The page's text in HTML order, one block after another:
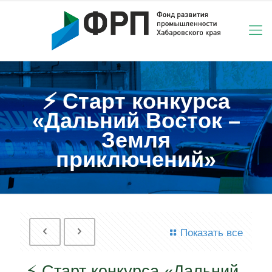
⚡ Старт конкурса
«Дальний Восток –
Земля
приключений»
Показать все